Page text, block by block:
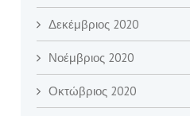
Δεκέμβριος 2020
Νοέμβριος 2020
Οκτώβριος 2020